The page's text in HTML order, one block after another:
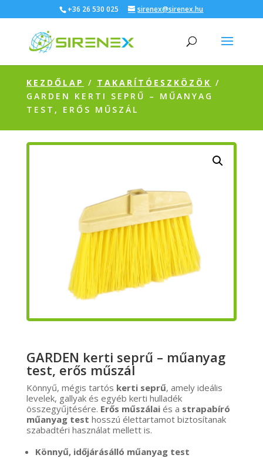
+36 26 530 025 sirenex@sirenex.hu
KEZDŐLAP / TAKARÍTÓESZKÖZÖK /
GARDEN KERTI SEPRŰ – MŰANYAG
TEST, ERŐS MŰSZÁL
GARDEN kerti seprű – műanyag
test, erős műszál
Könnyű, mégis tartós kerti seprű, amely ideális
levelek, gallyak és egyéb kerti hulladék
összegyűjtésére. Erős műszálaiés a strapabíró
műanyag test hosszú élettartamot biztosítanak
szabadtéri használat mellett is.
Könnyű, időjárásálló műanyag test